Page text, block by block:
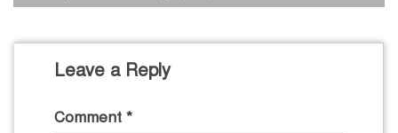
Leave a Reply
Comment *